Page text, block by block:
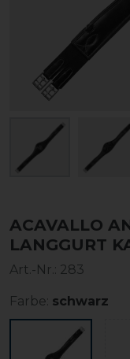
ACAVALLO
LANGGURT
Art.-Nr.: 283
Farbe: schwarz